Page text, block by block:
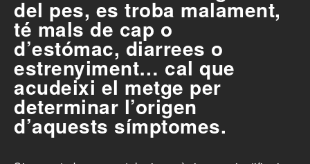
del pes, es troba malament,
té mals de cap o
d’estómac, diarrees o
estrenyiment… cal que
acudeixi el metge per
determinar l’origen
d’aquests símptomes.